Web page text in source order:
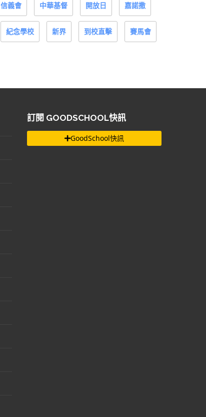
信義會 中華基督 開放日 嘉諾撒
紀念學校 新界 到校直擊 賽馬會
訂閱 GOODSCHOOL快訊
GoodSchool快訊